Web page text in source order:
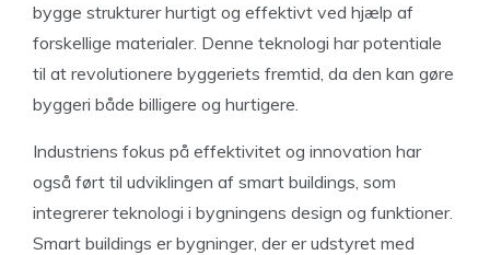
bygge strukturer hurtigt og effektivt ved hjælp af
forskellige materialer. Denne teknologi har potentiale
til at revolutionere byggeriets fremtid, da den kan gøre
byggeri både billigere og hurtigere.
Industriens fokus på effektivitet og innovation har
også ført til udviklingen af smart buildings, som
integrerer teknologi i bygningens design og funktioner.
Smart buildings er bygninger, der er udstyret med